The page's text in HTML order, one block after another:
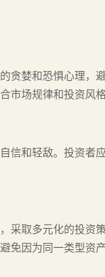
婪和恐惧心理，
市场规律和投资风格
信和轻敌。投资者
采取多元化的投资
免因为同一类型资